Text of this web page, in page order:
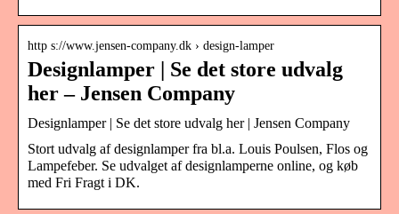
http s://www.jensen-company.dk › design-lamper
Designlamper | Se det store udvalg
her – Jensen Company
Designlamper | Se det store udvalg her | Jensen Company
Stort udvalg af designlamper fra bl.a. Louis Poulsen, Flos og
Lampefeber. Se udvalget af designlamperne online, og køb
med Fri Fragt i DK.